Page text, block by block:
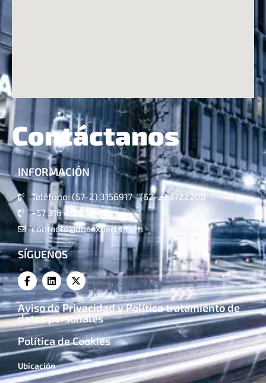
Contáctanos
INFORMACIÓN
Teléfono: (57-2) 3156917 - (52-2) 3722200
+57 316 4821324
contacto@dbaexperts.tech
SÍGUENOS
Aviso de Privacidad y Política tratamiento de
datos personales
Política de Cookies
Ubicación